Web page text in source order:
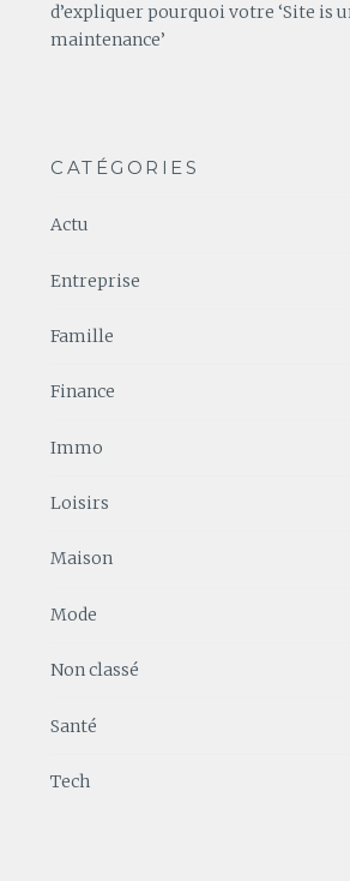
d’expliquer pourquoi votre ‘Site is
maintenance’
CATÉGORIES
Actu
Entreprise
Famille
Finance
Immo
Loisirs
Maison
Mode
Non classé
Santé
Tech